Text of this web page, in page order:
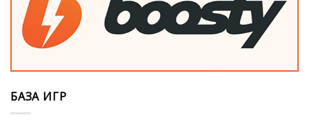
БАЗА ИГР